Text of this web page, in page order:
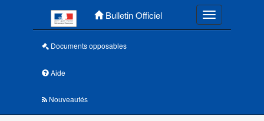
Bulletin Officiel Toggle
Documents opposables
Aide
Nouveautés